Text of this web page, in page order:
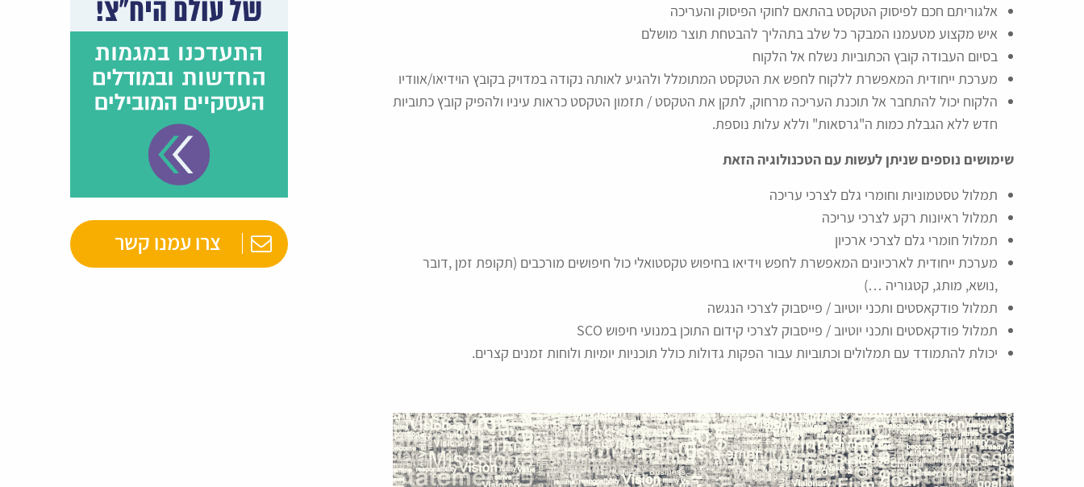
אלגוריתם חכם לפיסוק הטקסט בהתאם לחוקי הפיסוק והעריכה
איש מקצוע מטעמנו המבקר כל שלב בתהליך להבטחת תוצר מושלם
בסיום העבודה קובץ הכתוביות נשלח אל הלקוח
מערכת ייחודית המאפשרת ללקוח לחפש את הטקסט המתומלל ולהגיע לאותה נקודה במדויק בקובץ הוידיאו/אוודיו
הלקוח יכול להתחבר אל תוכנת העריכה מרחוק, לתקן את הטקסט / תזמון הטקסט כראות עיניו ולהפיק קובץ כתוביות
חדש ללא הגבלת כמות ה"גרסאות" וללא עלות נוספת.
שימושים נוספים שניתן לעשות עם הטכנולוגיה הזאת
תמלול טסטמוניות וחומרי גלם לצרכי עריכה
תמלול ראיונות רקע לצרכי עריכה
תמלול חומרי גלם לצרכי ארכיון
מערכת ייחודית לארכיונים המאפשרת לחפש וידיאו בחיפוש טקסטואלי כול חיפושים מורכבים (תקופת זמן ,דובר
,נושא, מותג, קטגוריה …)
תמלול פודקאסטים ותכני יוטיוב / פייסבוק לצרכי הנגשה
תמלול פודקאסטים ותכני יוטיוב / פייסבוק לצרכי קידום התוכן במנועי חיפוש SCO
יכולת להתמודד עם תמלולים וכתוביות עבור הפקות גדולות כולל תוכניות יומיות ולוחות זמנים קצרים.
צרו עמנו קשר